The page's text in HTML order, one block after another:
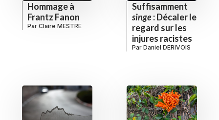
Hommage à
Frantz Fanon
Par Claire MESTRE
Suffisamment
singe: Décaler le
regard sur les
injures racistes
Par Daniel DERIVOIS